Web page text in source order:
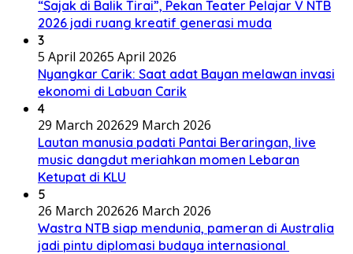
“Sajak di Balik Tirai”, Pekan Teater Pelajar V NTB
2026 jadi ruang kreatif generasi muda
3
5 April 20265 April 2026
Nyangkar Carik: Saat adat Bayan melawan invasi
ekonomi di Labuan Carik
4
29 March 202629 March 2026
Lautan manusia padati Pantai Beraringan, live
music dangdut meriahkan momen Lebaran
Ketupat di KLU
5
26 March 202626 March 2026
Wastra NTB siap mendunia, pameran di Australia
jadi pintu diplomasi budaya internasional